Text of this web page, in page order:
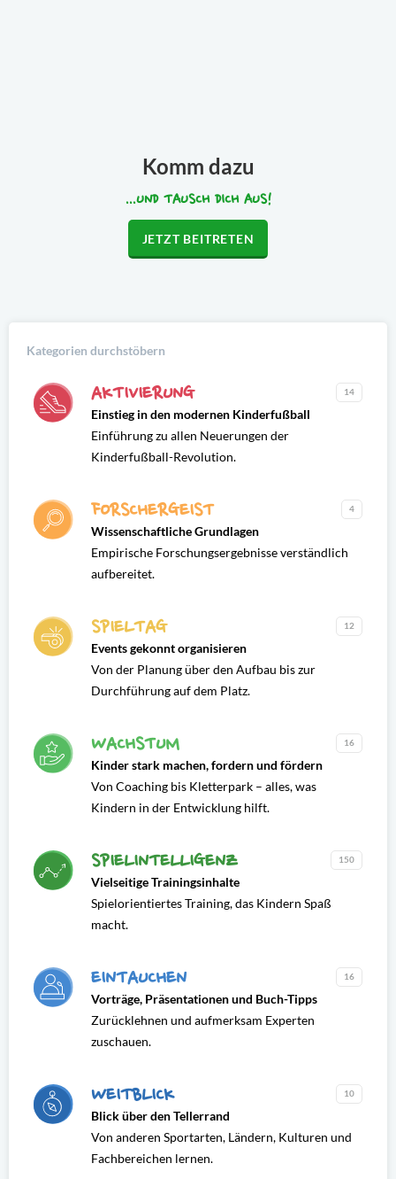
Komm dazu
...UND TAUSCH DICH AUS!
JETZT BEITRETEN
Kategorien durchstöbern
AKTIVIERUNG 14
Einstieg in den modernen Kinderfußball
Einführung zu allen Neuerungen der
Kinderfußball-Revolution.
FORSCHERGEIST 4
Wissenschaftliche Grundlagen
Empirische Forschungsergebnisse verständlich
aufbereitet.
SPIELTAG 12
Events gekonnt organisieren
Von der Planung über den Aufbau bis zur
Durchführung auf dem Platz.
WACHSTUM 16
Kinder stark machen, fordern und fördern
Von Coaching bis Kletterpark – alles, was
Kindern in der Entwicklung hilft.
SPIELINTELLIGENZ 150
Vielseitige Trainingsinhalte
Spielorientiertes Training, das Kindern Spaß
macht.
EINTAUCHEN 16
Vorträge, Präsentationen und Buch-Tipps
Zurücklehnen und aufmerksam Experten
zuschauen.
WEITBLICK 10
Blick über den Tellerrand
Von anderen Sportarten, Ländern, Kulturen und
Fachbereichen lernen.